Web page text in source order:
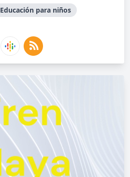
Educación para niños